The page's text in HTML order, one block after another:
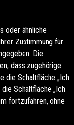
oder ähnliche
Zustimmung für
Die
dass zugehörige
die Schaltfläche „Ich
Schaltfläche „Ich
fortzufahren, ohne